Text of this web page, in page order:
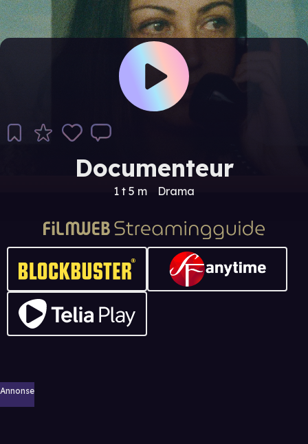
Documenteur
1 t 5 m Drama
Annonse